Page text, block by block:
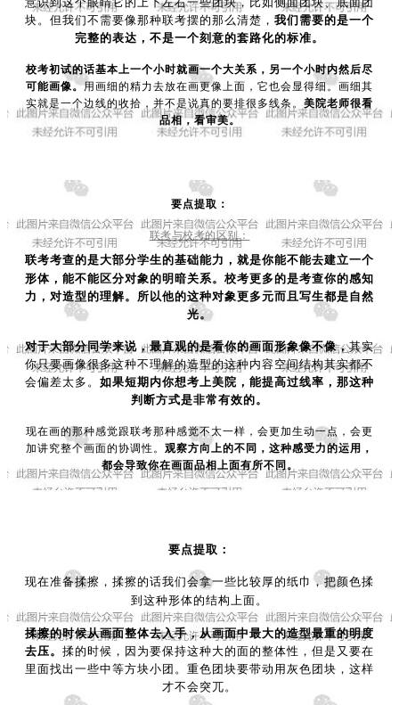
块。但我们不需要像那种联考摆的那么清楚， 我们需要的是一个
完整的表达，不是一个刻意的套路化的标准。
校考初试的话基本上一个小时就画一个大关系，另一个小时内然后尽
可能画像。用画细的精力去放在画更像上面，它也会显得细。画细其
实就是一个边线的收拾，并不是说真的要排很多线条。 美院老师很看
品相，看审美。
要点提取：
联考与校考的区别：
联考考查的是大部分学生的基础能力，就是你能不能去建立一个
形体，能不能区分对象的明暗关系。校考更多的是考查你的感知
力，对造型的理解。所以他的这种对象更多元而且写生都是自然
光。
对于大部分同学来说，最直观的是看你的画面形象像不像，其实
你只要画像很多这种不理解的造型的这种内容空间结构其实都不
会偏差太多。 如果短期内你想考上美院，能提高过线率，那这种
判断方式是非常有效的。
现在画的那种感觉跟联考那种感觉不太一样，会更加生动一点，会更
加讲究整个画面的协调性。 观察方向上的不同，这种感受力的运用，
都会导致你在画面品相上面有所不同。
要点提取：
现在准备揉擦，揉擦的话我们会拿一些比较厚的纸巾，把颜色揉
到这种形体的结构上面。
揉擦的时候从画面整体去入手，从画面中最大的造型最重的明度
去压。 揉的时候，因为要保持这种大的面的整体性，但是又要在
里面找出一些中等方块小团。重色团块要带动用灰色团块，这样
才不会突兀。